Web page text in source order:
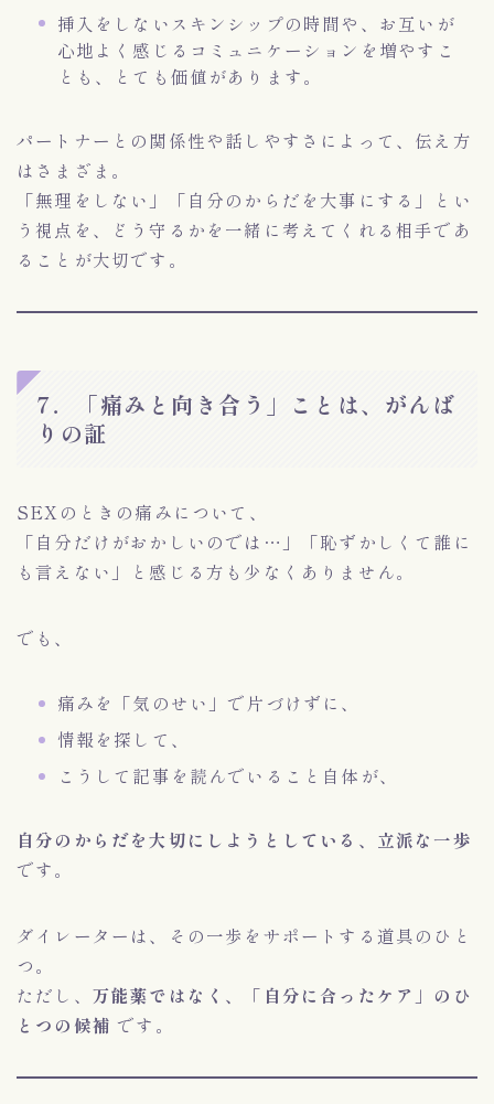
挿入をしないスキンシップの時間や、お互いが
心地よく感じるコミュニケーションを増やすこ
とも、とても価値があります。
パートナーとの関係性や話しやすさによって、伝え方
はさまざま。
「無理をしない」「自分のからだを大事にする」とい
う視点を、どう守るかを一緒に考えてくれる相手であ
ることが大切です。
7．「痛みと向き合う」ことは、がんば
りの証
SEXのときの痛みについて、
「自分だけがおかしいのでは…」「恥ずかしくて誰に
も言えない」と感じる方も少なくありません。
でも、
痛みを「気のせい」で片づけずに、
情報を探して、
こうして記事を読んでいること自体が、
自分のからだを大切にしようとしている、立派な一歩
です。
ダイレーターは、その一歩をサポートする道具のひと
つ。
ただし、 万能薬ではなく、「自分に合ったケア」のひ
とつの候補 です。